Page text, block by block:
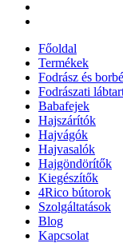
Főoldal
Termékek
Fodrász és
Fodrászati
Babafejek
Hajszárítók
Hajvágók
Hajvasalók
Hajgöndörítők
Kiegészítők
4Rico bútorok
Szolgáltatások
Blog
Kapcsolat